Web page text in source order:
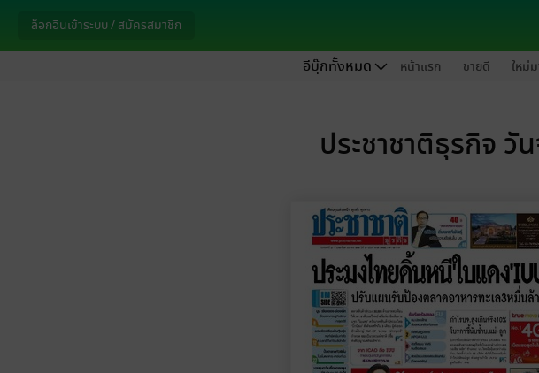
ล็อกอินเข้าระบบ / สมัครสมาชิก
อีบุ๊กทั้งหมด หน้าแรก ขายดี ใหม่
ประชาชาติธุรกิจ